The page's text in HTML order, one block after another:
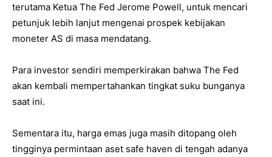
terutama Ketua The Fed Jerome Powell, untuk mencari
petunjuk lebih lanjut mengenai prospek kebijakan
moneter AS di masa mendatang.
Para investor sendiri memperkirakan bahwa The Fed
akan kembali mempertahankan tingkat suku bunganya
saat ini.
Sementara itu, harga emas juga masih ditopang oleh
tingginya permintaan aset safe haven di tengah adanya